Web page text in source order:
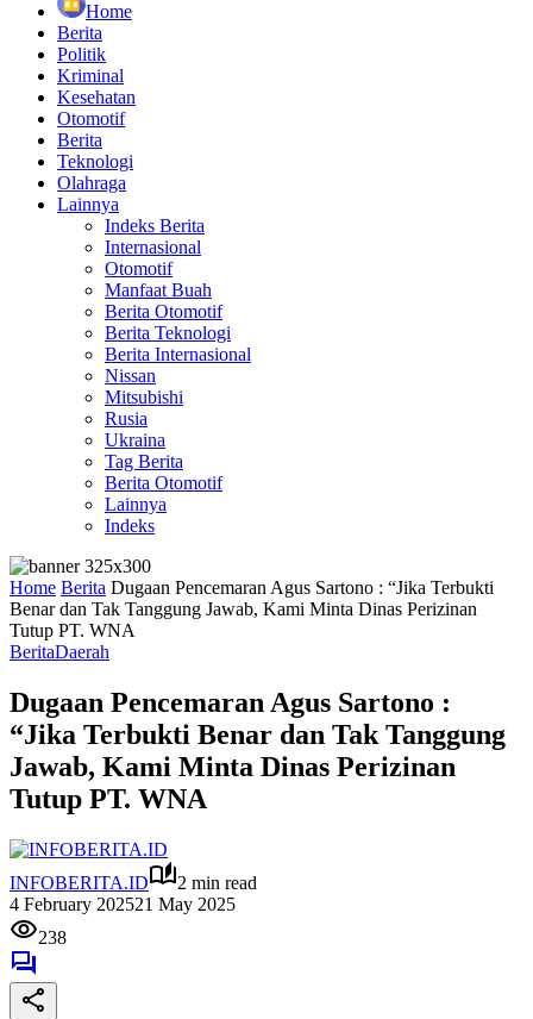
Home
Berita
Politik
Kriminal
Kesehatan
Otomotif
Berita
Teknologi
Olahraga
Lainnya
Indeks Berita
Internasional
Otomotif
Manfaat Buah
Berita Otomotif
Berita Teknologi
Berita Internasional
Nissan
Mitsubishi
Rusia
Ukraina
Tag Berita
Berita Otomotif
Lainnya
Indeks
Home Berita Dugaan Pencemaran Agus Sartono : “Jika Terbukti
Benar dan Tak Tanggung Jawab, Kami Minta Dinas Perizinan
Tutup PT. WNA
BeritaDaerah
Dugaan Pencemaran Agus Sartono :
“Jika Terbukti Benar dan Tak Tanggung
Jawab, Kami Minta Dinas Perizinan
Tutup PT. WNA
INFOBERITA.ID
2 min read
4 February 202521 May 2025
238